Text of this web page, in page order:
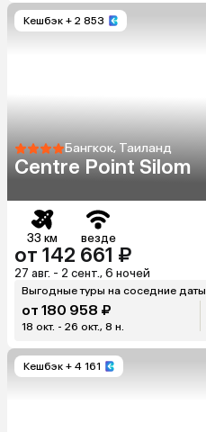
Кешбэк + 2 853
Бангкок, Таиланд
Centre Point Silom
33 км везде
от 142 661 ₽
27 авг. - 2 сент., 6 ночей
Выгодные туры на соседние даты
от 180 958 ₽
18 окт. - 26 окт., 8 н.
Кешбэк + 4 161